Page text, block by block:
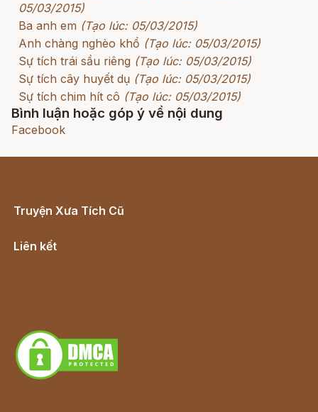
05/03/2015)
Ba anh em (Tạo lúc: 05/03/2015)
Anh chàng nghèo khổ (Tạo lúc: 05/03/2015)
Sự tích trái sầu riêng (Tạo lúc: 05/03/2015)
Sự tích cây huyết dụ (Tạo lúc: 05/03/2015)
Sự tích chim hít cô (Tạo lúc: 05/03/2015)
Bình luận hoặc góp ý về nội dung
Facebook
Truyện Xưa Tích Cũ
Liên kết